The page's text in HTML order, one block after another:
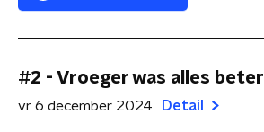
#2 - Vroeger was alles beter
vr 6 december 2024 Detail